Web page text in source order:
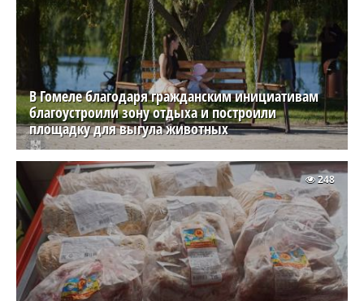
В Гомеле благодаря гражданским инициативам
благоустроили зону отдыха и построили
площадку для выгула животных
248